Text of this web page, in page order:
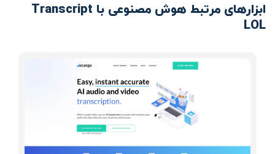
ابزارهای مرتبط هوش مصنوعی با Transcript
LOL